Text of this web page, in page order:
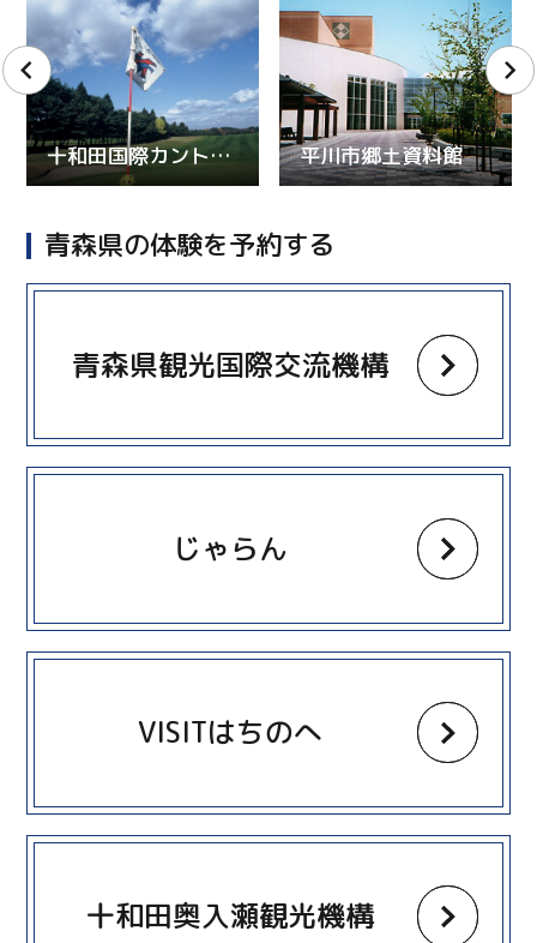
十和田国際カントリークラブ 平川市郷土資料館
青森県の体験を予約する
青森県観光国際交流機構
more
じゃらん
more
VISITはちのへ
more
十和田奥入瀬観光機構
more